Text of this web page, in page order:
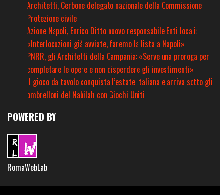
Architetti, Cerbone delegato nazionale della Commissione
Protezione civile
Azione Napoli, Enrico Ditto nuovo responsabile Enti locali:
«Interlocuzioni già avviate, faremo la lista a Napoli»
PNRR, gli Architetti della Campania: «Serve una proroga per
completare le opere e non disperdere gli investimenti»
Il gioco da tavolo conquista l’estate italiana e arriva sotto gli
ombrelloni del Nabilah con Giochi Uniti
POWERED BY
RomaWebLab